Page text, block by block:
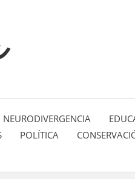
NEURODIVERGENCIA
POLÍTICA